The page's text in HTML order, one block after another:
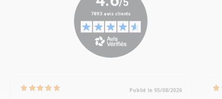
Publié le 05/08/2026